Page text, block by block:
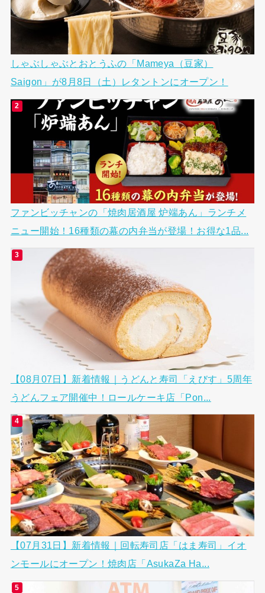
しゃぶしゃぶとおとうふの「Mameya（豆家）
Saigon」が8月8日（土）レタントンにオープン！
ファンビッチャンの「焼肉居酒屋 炉端あん」ランチメ
ニュー開始！16種類の幕の内弁当が登場！お得な1品...
【08月07日】新着情報｜うどんと寿司「えびす」5周年
うどんフェア開催中！ロールケーキ店「Pon...
【07月31日】新着情報｜回転寿司店「はま寿司」イオ
ンモールにオープン！焼肉店「AsukaZa Ha...